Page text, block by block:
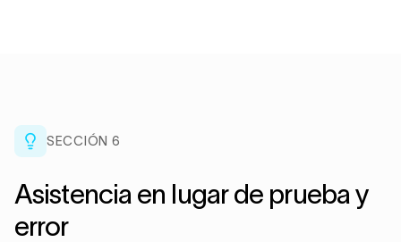
SECCIÓN 6
Asistencia en lugar de prueba y
error